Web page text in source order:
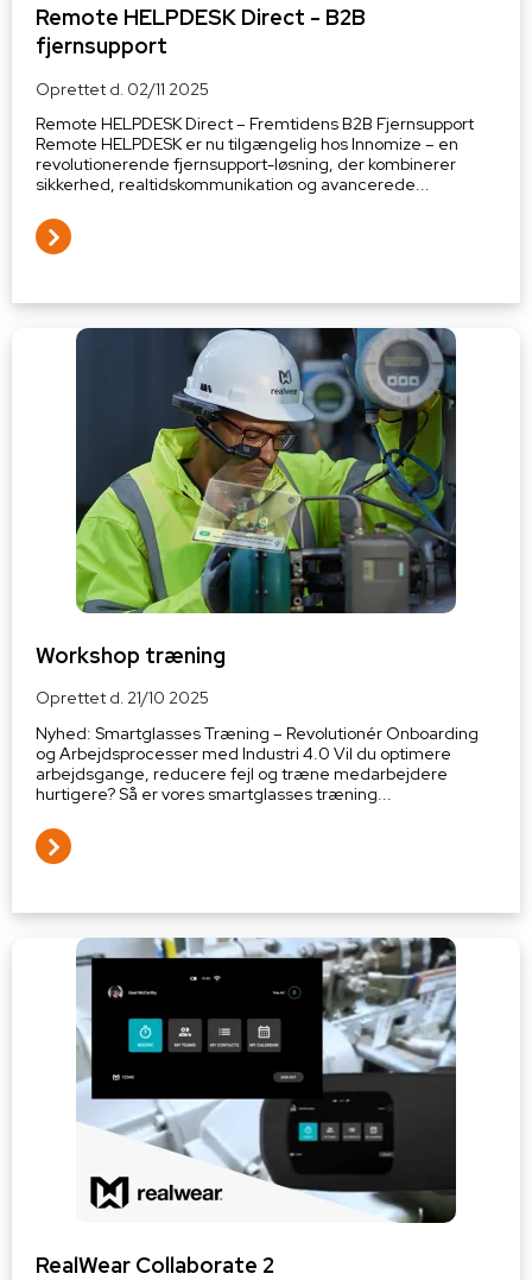
Remote HELPDESK Direct - B2B
fjernsupport
Oprettet d. 02/11 2025
Remote HELPDESK Direct – Fremtidens B2B Fjernsupport
Remote HELPDESK er nu tilgængelig hos Innomize – en
revolutionerende fjernsupport-løsning, der kombinerer
sikkerhed, realtidskommunikation og avancerede...
Workshop træning
Oprettet d. 21/10 2025
Nyhed: Smartglasses Træning – Revolutionér Onboarding
og Arbejdsprocesser med Industri 4.0 Vil du optimere
arbejdsgange, reducere fejl og træne medarbejdere
hurtigere? Så er vores smartglasses træning...
RealWear Collaborate 2